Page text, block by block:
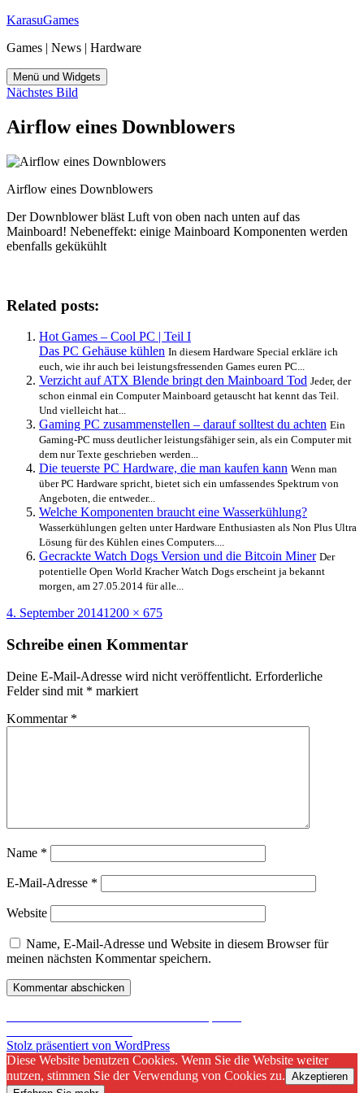
Zum
springen
KarasuGames
Games | News | Hardware
Menü und Widgets
Nächstes Bild
Airflow eines Downblowers
Airflow eines Downblowers
Der Downblower bläst Luft von oben nach unten auf das
Mainboard! Nebeneffekt: einige Mainboard Komponenten werden
ebenfalls gekükühlt
Related posts:
Hot Games – Cool PC | Teil I
Das PC Gehäuse kühlen In diesem Hardware Special erkläre ich
euch, wie ihr auch bei leistungsfressenden Games euren PC...
Verzicht auf ATX Blende bringt den Mainboard Tod Jeder, der
schon einmal ein Computer Mainboard getauscht hat kennt das Teil.
Und vielleicht hat...
Gaming PC zusammenstellen – darauf solltest du achten Ein
Gaming-PC muss deutlicher leistungsfähiger sein, als ein Computer mit
dem nur Texte geschrieben werden...
Die teuerste PC Hardware, die man kaufen kann Wenn man
über PC Hardware spricht, bietet sich ein umfassendes Spektrum von
Angeboten, die entweder...
Welche Komponenten braucht eine Wasserkühlung?
Wasserkühlungen gelten unter Hardware Enthusiasten als Non Plus Ultra
Lösung für des Kühlen eines Computers....
Gecrackte Watch Dogs Version und die Bitcoin Miner Der
potentielle Open World Kracher Watch Dogs erscheint ja bekannt
morgen, am 27.05.2014 für alle...
Veröffentlicht
4. September 2014Originalgröße
1200 × 675
Schreibe einen Kommentar
Deine E-Mail-Adresse wird nicht veröffentlicht. Erforderliche
Felder sind mit * markiert
Kommentar *
Name *
E-Mail-Adresse *
Website
Name, E-Mail-Adresse und Website in diesem Browser für
meinen nächsten Kommentar speichern.
Beitragsnavigation
Stolz präsentiert von WordPress
Diese Website benutzen Cookies. Wenn Sie die Website weiter
nutzen, stimmen Sie der Verwendung von Cookies zu. Akzeptieren